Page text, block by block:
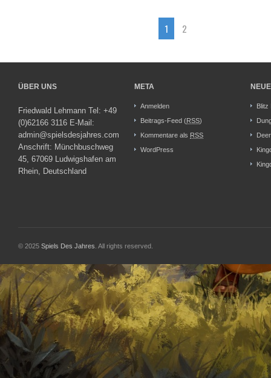
1 2
ÜBER UNS
Friedwald Lehmann Tel: +49
(0)62166 3116 E-Mail:
admin@spielsdesjahres.com
Anschrift: Münchbuschweg
45, 67069 Ludwigshafen am
Rhein, Deutschland
META
Anmelden
Beitrags-Feed (RSS)
Kommentare als RSS
WordPress
Blitz
© 2025 Spiels Des Jahres . All rights reserved.